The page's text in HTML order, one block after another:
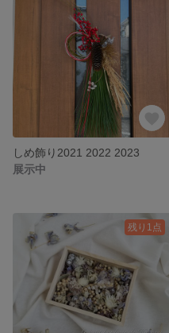
しめ飾り2021 2022 2023
展示中
残り1点